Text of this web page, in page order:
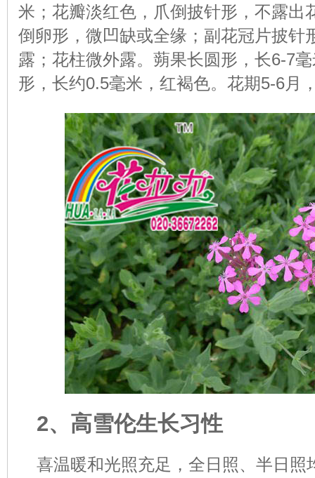
米；花瓣淡红色，爪倒披针形，不露出
倒卵形，微凹缺或全缘；副花冠片披针
露；花柱微外露。蒴果长圆形，长6-7
形，长约0.5毫米，红褐色。花期5-6月
2、高雪伦生长习性
喜温暖和光照充足，全日照、半日